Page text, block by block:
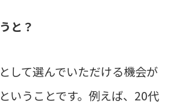
と？
して選んでいただける機会が
いうことです。例えば、20代